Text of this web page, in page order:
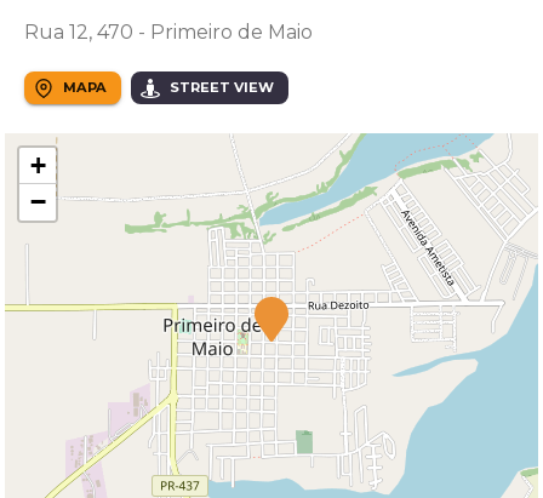
Rua 12, 470 - Primeiro de Maio
MAPA STREET VIEW
+
−